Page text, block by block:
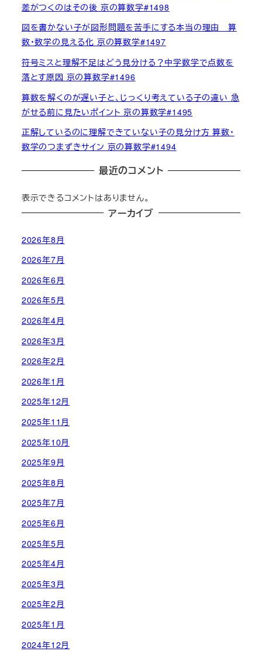
差がつくのはその後 京の算数学#1498
図を書かない子が図形問題を苦手にする本当の理由 算
数・数学の見える化 京の算数学#1497
符号ミスと理解不足はどう見分ける？中学数学で点数を
落とす原因 京の算数学#1496
算数を解くのが遅い子と、じっくり考えている子の違い 急
がせる前に見たいポイント 京の算数学#1495
正解しているのに理解できていない子の見分け方 算数・
数学のつまずきサイン 京の算数学#1494
最近のコメント
表示できるコメントはありません。
アーカイブ
2026年8月
2026年7月
2026年6月
2026年5月
2026年4月
2026年3月
2026年2月
2026年1月
2025年12月
2025年11月
2025年10月
2025年9月
2025年8月
2025年7月
2025年6月
2025年5月
2025年4月
2025年3月
2025年2月
2025年1月
2024年12月